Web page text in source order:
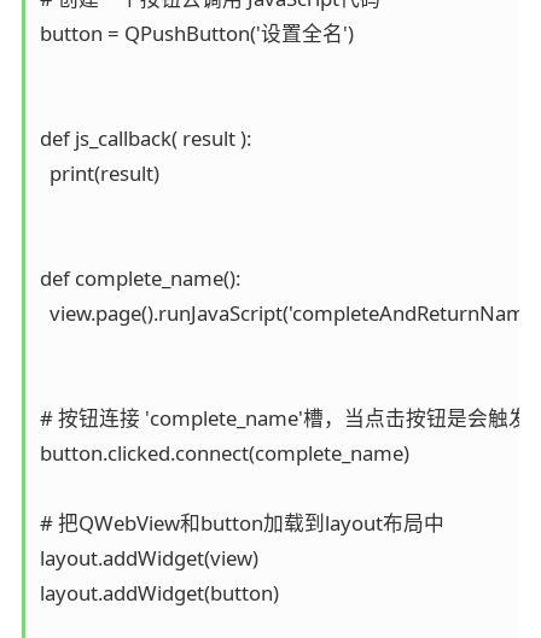
button = QPushButton('设置全名')
def js_callback( result ):
  print(result)
def complete_name():
# 按钮连接 'complete_name'槽，当点击按钮是会触发
button.clicked.connect(complete_name)
# 把QWebView和button加载到layout布局中
layout.addWidget(view)
layout.addWidget(button)